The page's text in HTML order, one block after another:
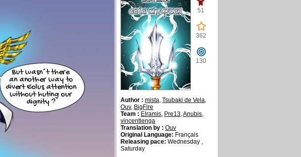
But wasn´t there
an another way to
divert Eolus attention
without huting our
dignity ?
51
362
130
Author : mista, Tsubaki de Vela,
Ouv, BigFire
Team : Elramis, Pre13,Anubis,
vincentlenga
Translation by : Ouv
Original Language: Français
Releasing pace: Wednesday ,
Saturday